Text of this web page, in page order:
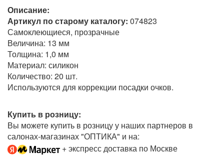
Описание:
Артикул по старому каталогу: 074823
Самоклеющиеся, прозрачные
Величина: 13 мм
Толщина: 1,0 мм
Материал: силикон
Количество: 20 шт.
Используются для коррекции посадки очков.
Купить в розницу:
Вы можете купить в розницу у наших партнеров в
салонах-магазинах "ОПТИКА" и на:
+ экспресс доставка по Москве